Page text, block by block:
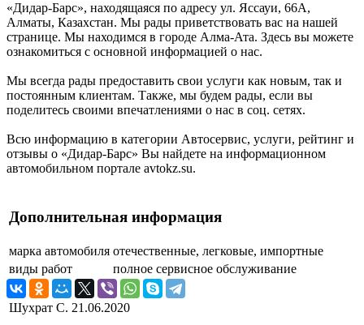
«Дидар-Барс», находящаяся по адресу ул. Яссауи, 66А,
Алматы, Казахстан. Мы рады приветствовать вас на нашей
странице. Мы находимся в городе Алма-Ата. Здесь вы можете
ознакомиться с основной информацией о нас.
Мы всегда рады предоставить свои услуги как новым, так и
постоянным клиентам. Также, мы будем рады, если вы
поделитесь своими впечатлениями о нас в соц. сетях.
Всю информацию в категории Автосервис, услуги, рейтинг и
отзывы о «Дидар-Барс» Вы найдете на информационном
автомобильном портале avtokz.su.
Дополнительная информация
марка автомобиля отечественные, легковые, импортные
виды работ
полное сервисное обслуживание
Шухрат С. 21.06.2020